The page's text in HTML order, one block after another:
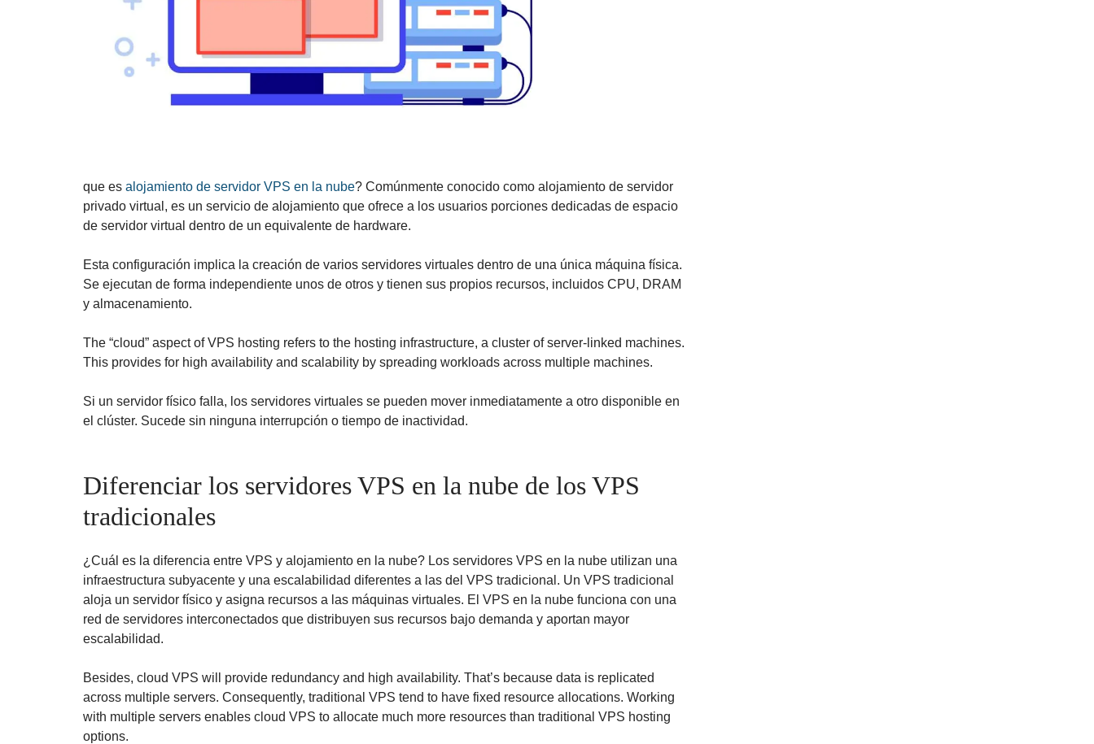
que es alojamiento de servidor VPS en la nube? Comúnmente conocido como alojamiento de servidor
privado virtual, es un servicio de alojamiento que ofrece a los usuarios porciones dedicadas de espacio
de servidor virtual dentro de un equivalente de hardware.
Esta configuración implica la creación de varios servidores virtuales dentro de una única máquina física.
Se ejecutan de forma independiente unos de otros y tienen sus propios recursos, incluidos CPU, DRAM
y almacenamiento.
The “cloud” aspect of VPS hosting refers to the hosting infrastructure, a cluster of server-linked machines.
This provides for high availability and scalability by spreading workloads across multiple machines.
Si un servidor físico falla, los servidores virtuales se pueden mover inmediatamente a otro disponible en
el clúster. Sucede sin ninguna interrupción o tiempo de inactividad.
Diferenciar los servidores VPS en la nube de los VPS
tradicionales
¿Cuál es la diferencia entre VPS y alojamiento en la nube? Los servidores VPS en la nube utilizan una
infraestructura subyacente y una escalabilidad diferentes a las del VPS tradicional. Un VPS tradicional
aloja un servidor físico y asigna recursos a las máquinas virtuales. El VPS en la nube funciona con una
red de servidores interconectados que distribuyen sus recursos bajo demanda y aportan mayor
escalabilidad.
Besides, cloud VPS will provide redundancy and high availability. That’s because data is replicated
across multiple servers. Consequently, traditional VPS tend to have fixed resource allocations. Working
with multiple servers enables cloud VPS to allocate much more resources than traditional VPS hosting
options.